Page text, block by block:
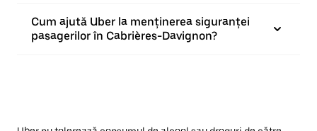
Cum ajută Uber la menținerea siguranței
pasagerilor în Cabrières-Davignon?